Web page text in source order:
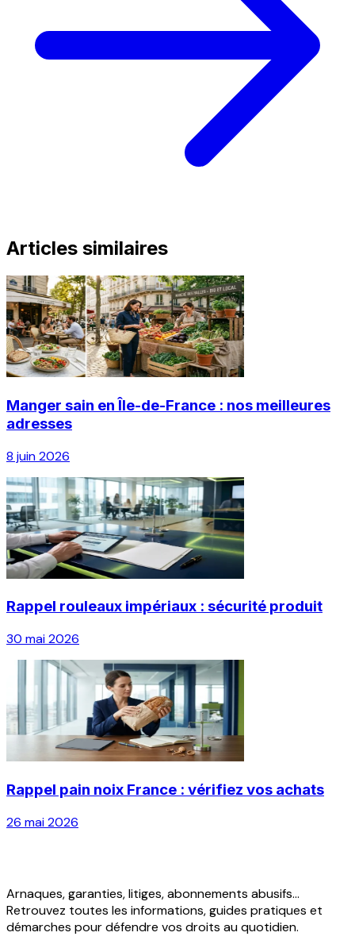
Articles similaires
Manger sain en Île-de-France : nos meilleures
adresses
8 juin 2026
Rappel rouleaux impériaux : sécurité produit
30 mai 2026
Rappel pain noix France : vérifiez vos achats
26 mai 2026
Arnaques, garanties, litiges, abonnements abusifs...
Retrouvez toutes les informations, guides pratiques et
démarches pour défendre vos droits au quotidien.